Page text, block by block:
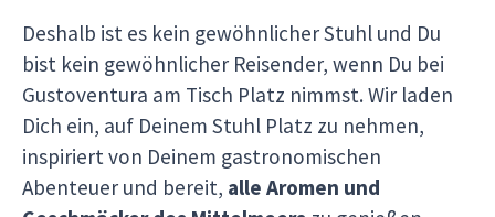
Deshalb ist es kein gewöhnlicher Stuhl und Du
bist kein gewöhnlicher Reisender, wenn Du bei
Gustoventura am Tisch Platz nimmst. Wir laden
Dich ein, auf Deinem Stuhl Platz zu nehmen,
inspiriert von Deinem gastronomischen
Abenteuer und bereit, alle Aromen und